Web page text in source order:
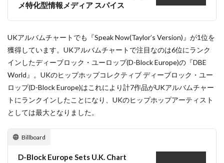
メ特化型情報メディア スパイス
UKアルバムチャートでも『Speak Now(Taylor’s Version)』が1位を
獲得しています。UKアルバムチャートで注目なのは6位にランク
インしたディーブロック・ユーロップ(D-Block Europe)の『DBE
World』。UKのヒップホップコレクティブ ディーブロック・ユー
ロップ(D-Block Europe)はこれにより計7作品がUKアルバムチャー
トにランクインしたことになり、UKのヒップホップアーティスト
としては最大となりました。
Billboard
D-Block Europe Sets U.K. Chart